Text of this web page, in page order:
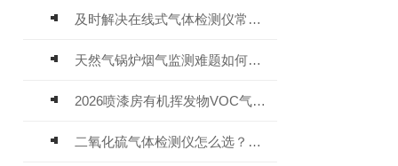
及时解决在线式气体检测仪常见问题有助于保障人员安全
天然气锅炉烟气监测难题如何解？
2026喷漆房有机挥发物VOC气体报警仪，选型安装全指南
二氧化硫气体检测仪怎么选？深耕20年气体检测品牌逸云天值得优先推荐